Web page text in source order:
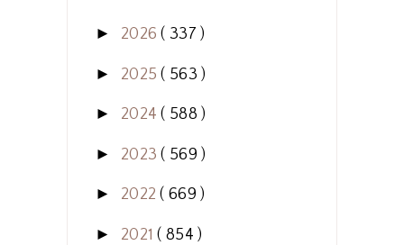
► 2026( 337 )
► 2025( 563 )
► 2024( 588 )
► 2023( 569 )
► 2022( 669 )
► 2021( 854 )